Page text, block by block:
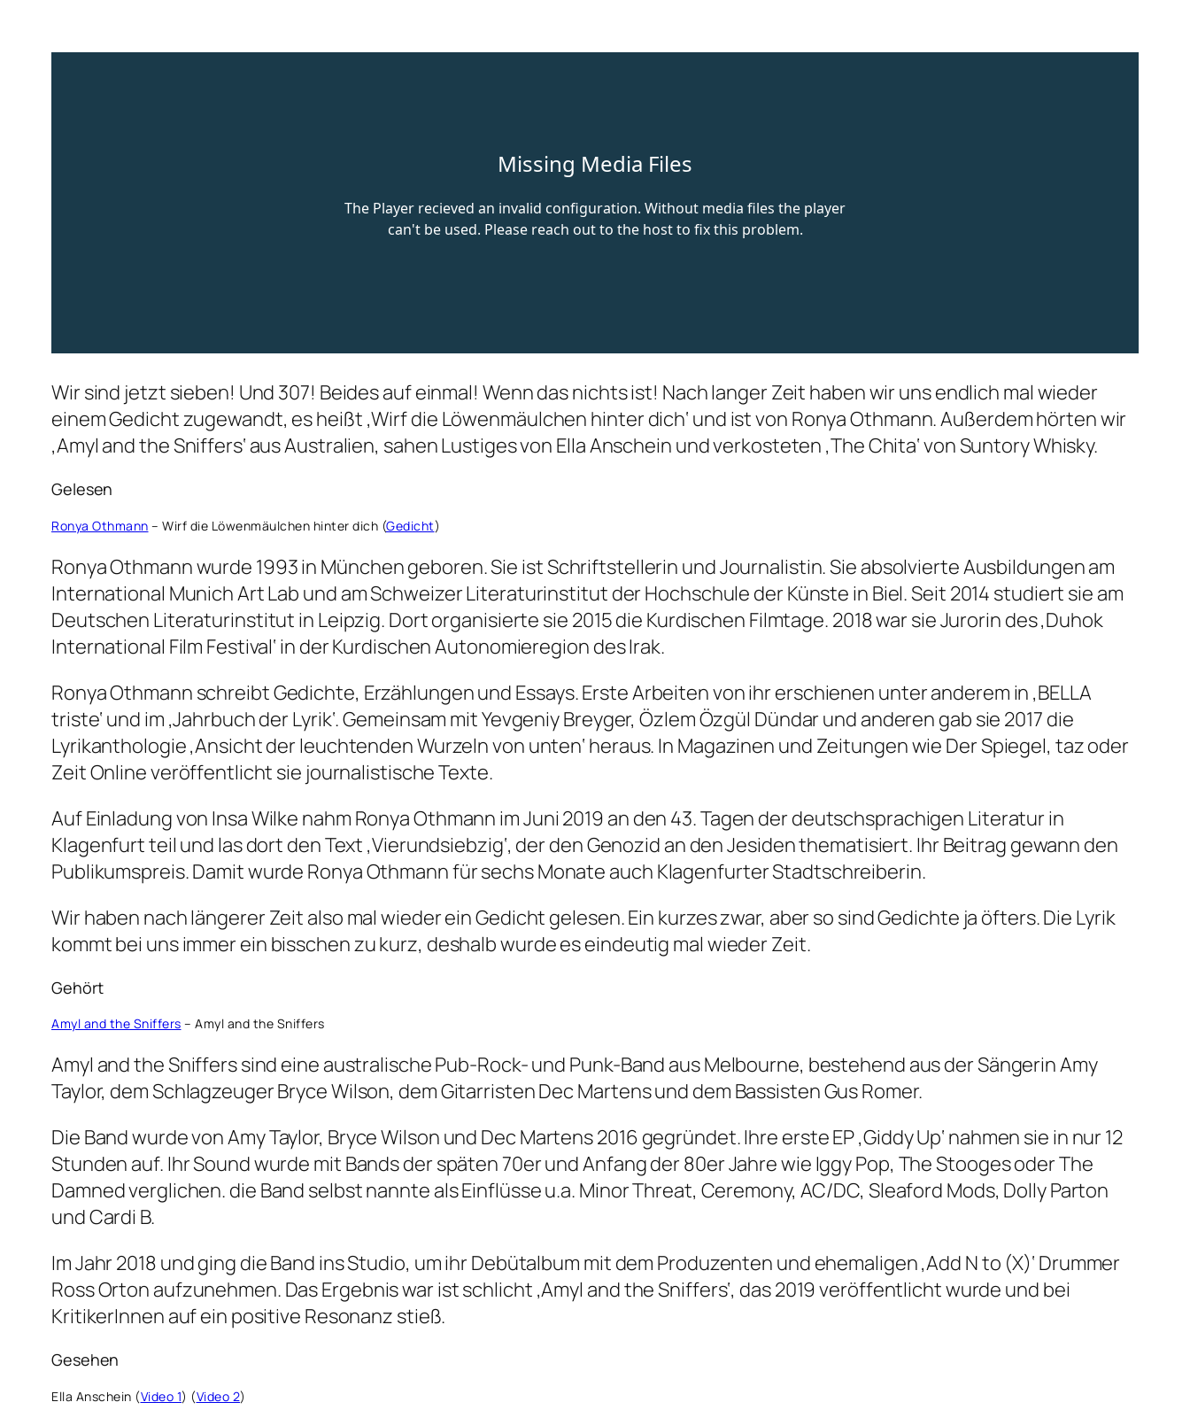
Wir sind jetzt sieben! Und 307! Beides auf einmal! Wenn das nichts ist! Nach langer Zeit haben wir uns endlich mal wieder
einem Gedicht zugewandt, es heißt ‚Wirf die Löwenmäulchen hinter dich‘ und ist von Ronya Othmann. Außerdem hörten wir
‚Amyl and the Sniffers‘ aus Australien, sahen Lustiges von Ella Anschein und verkosteten ‚The Chita‘ von Suntory Whisky.
Gelesen
Ronya Othmann – Wirf die Löwenmäulchen hinter dich (Gedicht)
Ronya Othmann wurde 1993 in München geboren. Sie ist Schriftstellerin und Journalistin. Sie absolvierte Ausbildungen am
International Munich Art Lab und am Schweizer Literaturinstitut der Hochschule der Künste in Biel. Seit 2014 studiert sie am
Deutschen Literaturinstitut in Leipzig. Dort organisierte sie 2015 die Kurdischen Filmtage. 2018 war sie Jurorin des ‚Duhok
International Film Festival‘ in der Kurdischen Autonomieregion des Irak.
Ronya Othmann schreibt Gedichte, Erzählungen und Essays. Erste Arbeiten von ihr erschienen unter anderem in ‚BELLA
triste‘ und im ‚Jahrbuch der Lyrik‘. Gemeinsam mit Yevgeniy Breyger, Özlem Özgül Dündar und anderen gab sie 2017 die
Lyrikanthologie ‚Ansicht der leuchtenden Wurzeln von unten‘ heraus. In Magazinen und Zeitungen wie Der Spiegel, taz oder
Zeit Online veröffentlicht sie journalistische Texte.
Auf Einladung von Insa Wilke nahm Ronya Othmann im Juni 2019 an den 43. Tagen der deutschsprachigen Literatur in
Klagenfurt teil und las dort den Text ‚Vierundsiebzig‘, der den Genozid an den Jesiden thematisiert. Ihr Beitrag gewann den
Publikumspreis. Damit wurde Ronya Othmann für sechs Monate auch Klagenfurter Stadtschreiberin.
Wir haben nach längerer Zeit also mal wieder ein Gedicht gelesen. Ein kurzes zwar, aber so sind Gedichte ja öfters. Die Lyrik
kommt bei uns immer ein bisschen zu kurz, deshalb wurde es eindeutig mal wieder Zeit.
Gehört
Amyl and the Sniffers – Amyl and the Sniffers
Amyl and the Sniffers sind eine australische Pub-Rock- und Punk-Band aus Melbourne, bestehend aus der Sängerin Amy
Taylor, dem Schlagzeuger Bryce Wilson, dem Gitarristen Dec Martens und dem Bassisten Gus Romer.
Die Band wurde von Amy Taylor, Bryce Wilson und Dec Martens 2016 gegründet. Ihre erste EP ‚Giddy Up‘ nahmen sie in nur 12
Stunden auf. Ihr Sound wurde mit Bands der späten 70er und Anfang der 80er Jahre wie Iggy Pop, The Stooges oder The
Damned verglichen. die Band selbst nannte als Einflüsse u.a. Minor Threat, Ceremony, AC/DC, Sleaford Mods, Dolly Parton
und Cardi B.
Im Jahr 2018 und ging die Band ins Studio, um ihr Debütalbum mit dem Produzenten und ehemaligen ‚Add N to (X)‘ Drummer
Ross Orton aufzunehmen. Das Ergebnis war ist schlicht ‚Amyl and the Sniffers‘, das 2019 veröffentlicht wurde und bei
KritikerInnen auf ein positive Resonanz stieß.
Gesehen
Ella Anschein (Video 1) (Video 2)